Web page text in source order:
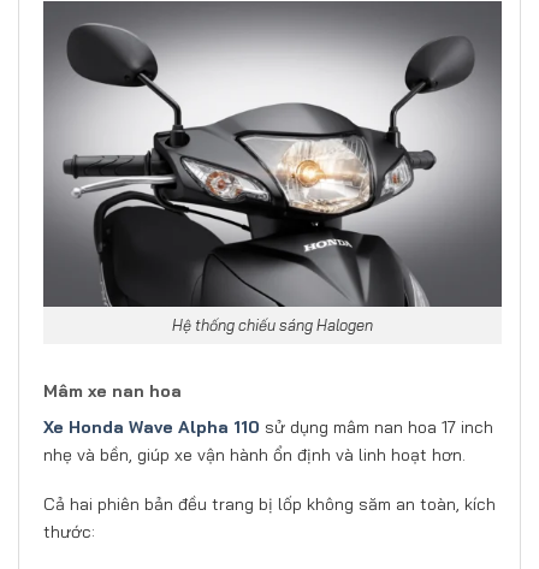
Hệ thống chiếu sáng Halogen
Mâm xe nan hoa
Xe Honda Wave Alpha 110 sử dụng mâm nan hoa 17 inch
nhẹ và bền, giúp xe vận hành ổn định và linh hoạt hơn.
Cả hai phiên bản đều trang bị lốp không săm an toàn, kích
thước: